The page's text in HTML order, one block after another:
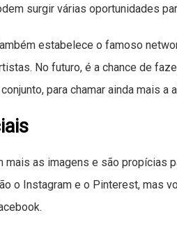
surgir várias oportunidades
estabelece o famoso
No futuro, é a chance de
para chamar ainda mais a
as imagens e são propícias
o Instagram e o Pinterest, mas